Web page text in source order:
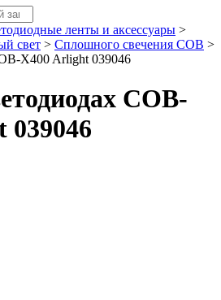
ленты и аксессуары >
свет > Сплошного свечения COB >
X400 Arlight 039046
COB-
039046